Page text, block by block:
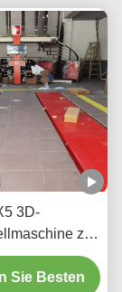
3D-
zur
von
Sie Besten